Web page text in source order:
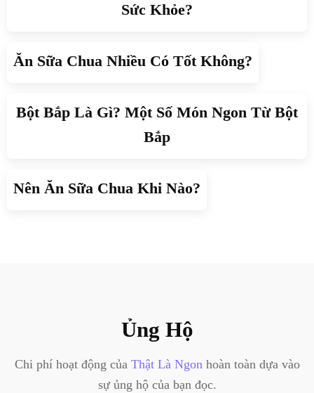
Sức Khỏe?
Ăn Sữa Chua Nhiều Có Tốt Không?
Bột Bắp Là Gì? Một Số Món Ngon Từ Bột
Bắp
Nên Ăn Sữa Chua Khi Nào?
Ủng Hộ
Chi phí hoạt động của Thật Là Ngonhoàn toàn dựa vào
sự ủng hộ của bạn đọc.